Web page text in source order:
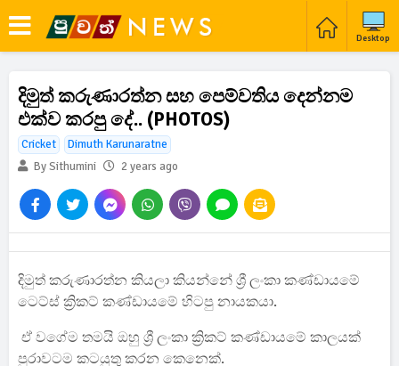
Desktop
දිමුත් කරුණාරත්න සහ පෙම්වතිය දෙන්නම
එක්ව කරපු දේ.. (PHOTOS)
Cricket
Dimuth Karunaratne
By Sithumini
2 years ago
දිමුත් කරුණාරත්න කියලා කියන්නේ ශ්‍රී ලංකා කණ්ඩායමේ
ටෙට්ස් ක්‍රිකට් කණ්ඩායමේ හිටපු නායකයා.
ඒ වගේම තමයි ඔහු ශ්‍රී ලංකා ක්‍රිකට් කණ්ඩායමේ කාලයක්
පුරාවටම කටයුතු කරන කෙනෙක්.